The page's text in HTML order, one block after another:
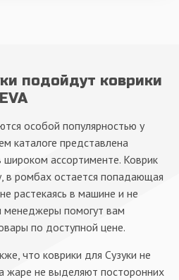
подойдут коврики
особой популярностью у
каталоге представлена
широком ассортименте. Коврик
в ромбах остается попадающая
растекаясь в машине и не
помогут вам
по доступной цене.
что коврики для Сузуки не
жаре не выделяют посторонних